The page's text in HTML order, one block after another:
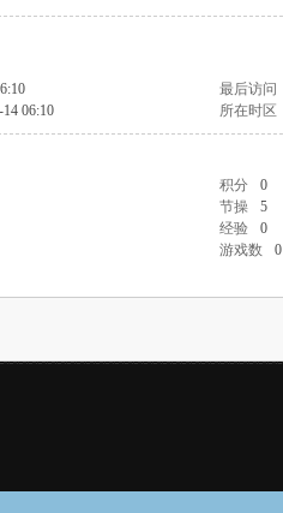
最后访问
06:10 所在时区
积分
0
节操
5
经验
0
游戏数 0